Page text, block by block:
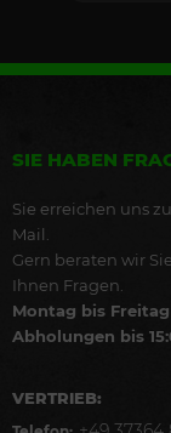
SIE HABEN
Sie erreichen uns
Mail.
Gern beraten wir
Ihnen Fragen.
Montag bis
Abholungen bis
VERTRIEB: